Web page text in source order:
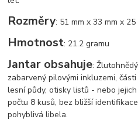
Rozměry: 51 mm x 33 mm x 25
Hmotnost: 21.2 gramu
Jantar obsahuje:
zabarvený pilovými inkluzemi,
lesní půdy, otisky listů - nebo
počtu 8 kusů, bez bližší
pohyblivá libela.